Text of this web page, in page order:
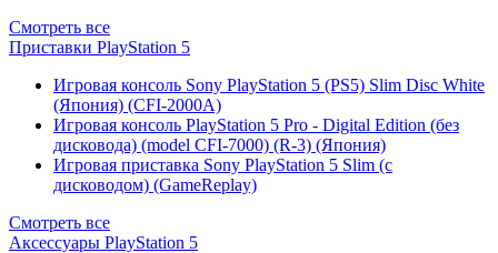
Смотреть все
Приставки PlayStation 5
Игровая консоль Sony PlayStation 5 (PS5) Slim Disc White
(Япония) (CFI-2000A)
Игровая консоль PlayStation 5 Pro - Digital Edition (без
дисковода) (model CFI-7000) (R-3) (Япония)
Игровая приставка Sony PlayStation 5 Slim (с
дисководом) (GameReplay)
Смотреть все
Аксессуары PlayStation 5